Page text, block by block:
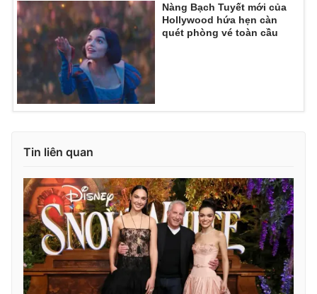
THỜI BÁO VTV
Theo dõi báo trên
Cơ quan chủ quản:
Giấy phép hoạt động báo in và báo điện tử số 483/GP-BTTTT
cấp ngày 29/12/2023
Tổng Biên tập:Vũ Thanh Thủy
Phó Tổng Biên tập:Nguyễn Thị Mỹ Hạnh, Phạm Quốc Thắng,
Nguyễn Trọng Ninh
Tổng đài VTV:024.38 355 931 - 024.38 355 932
Nàng Bạch Tuyết mới của
Hollywood hứa hẹn càn
quét phòng vé toàn cầu
Tin liên quan